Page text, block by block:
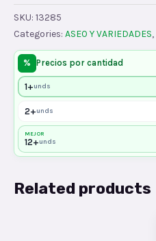
UVx120
quantity
SKU: 13285
Categories: ASEO Y VARIEDADES,
% Precios por cantidad
1+unds
2+unds
MEJOR
12+unds
Related products